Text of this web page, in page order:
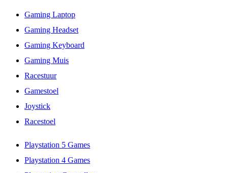
Gaming Laptop
Gaming Headset
Gaming Keyboard
Gaming Muis
Racestuur
Gamestoel
Joystick
Racestoel
Playstation 5 Games
Playstation 4 Games